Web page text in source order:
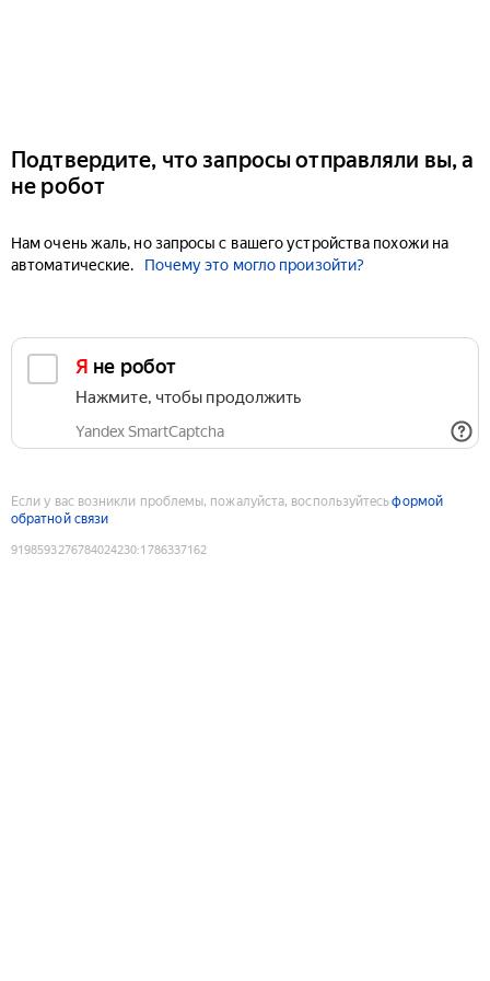
Подтвердите, что запросы отправляли вы, а
не робот
Нам очень жаль, но запросы с вашего устройства похожи на
автоматические.
Почему это могло произойти?
Я не робот
Нажмите, чтобы продолжить
Yandex SmartCaptcha
Если у вас возникли проблемы, пожалуйста, воспользуйтесьформой
обратной связи
9198593276784024230:1786337162